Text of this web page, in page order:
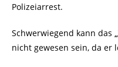
Polizeiarrest.
Schwerwiegend kann das
nicht gewesen sein, da er